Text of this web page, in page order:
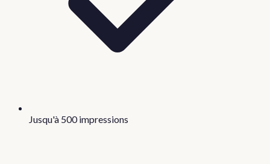
Jusqu'à 500 impressions